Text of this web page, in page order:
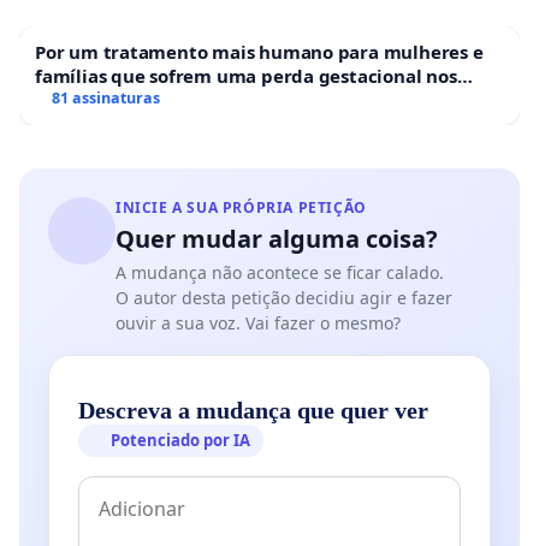
Por um tratamento mais humano para mulheres e
famílias que sofrem uma perda gestacional nos
hospitais portugueses
81 assinaturas
INICIE A SUA PRÓPRIA PETIÇÃO
Quer mudar alguma coisa?
A mudança não acontece se ficar calado.
O autor desta petição decidiu agir e fazer
ouvir a sua voz. Vai fazer o mesmo?
Descreva a mudança que quer ver
Potenciado por IA